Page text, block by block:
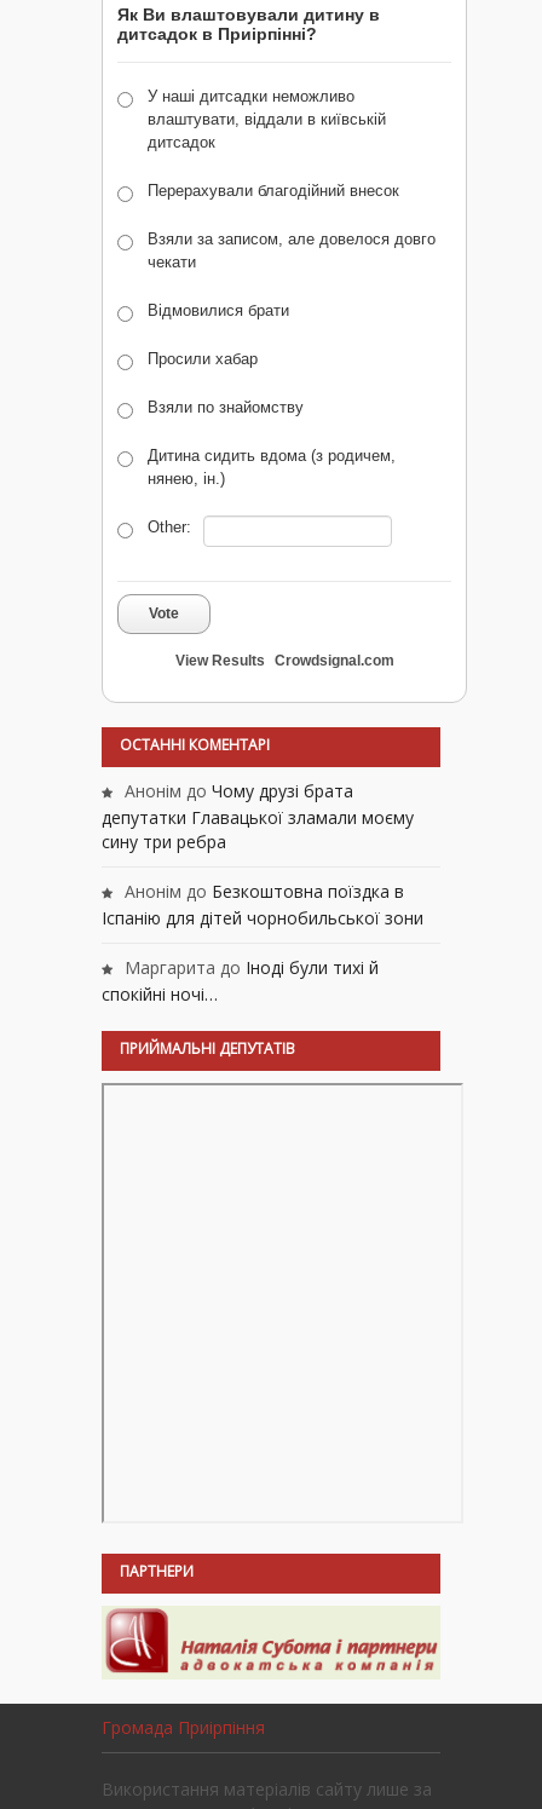
Як Ви влаштовували дитину в
дитсадок в Приірпінні?
У наші дитсадки неможливо
влаштувати, віддали в київській
дитсадок
Перерахували благодійний внесок
Взяли за записом, але довелося довго
чекати
Відмовилися брати
Просили хабар
Взяли по знайомству
Дитина сидить вдома (з родичем,
нянею, ін.)
Other:
Vote
View Results Crowdsignal.com
ОСТАННІ КОМЕНТАРІ
Анонім до Чому друзі брата
депутатки Главацької зламали моєму
сину три ребра
Анонім до Безкоштовна поїздка в
Іспанію для дітей чорнобильської зони
Маргарита до Іноді були тихі й
спокійні ночі…
ПРИЙМАЛЬНІ ДЕПУТАТІВ
ПАРТНЕРИ
Громада Приірпіння
Використання матеріалів сайту лише за